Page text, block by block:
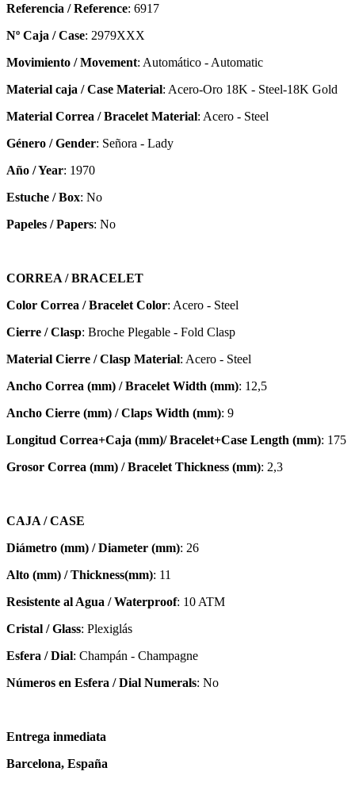
Referencia / Reference: 6917
Nº Caja / Case: 2979XXX
Movimiento / Movement: Automático - Automatic
Material caja / Case Material: Acero-Oro 18K - Steel-18K Gold
Material Correa / Bracelet Material: Acero - Steel
Género / Gender: Señora - Lady
Año / Year: 1970
Estuche / Box: No
Papeles / Papers: No
CORREA / BRACELET
Color Correa / Bracelet Color: Acero - Steel
Cierre / Clasp: Broche Plegable - Fold Clasp
Material Cierre / Clasp Material: Acero - Steel
Ancho Correa (mm) / Bracelet Width (mm): 12,5
Ancho Cierre (mm) / Claps Width (mm): 9
Longitud Correa+Caja (mm)/ Bracelet+Case Length (mm): 175
Grosor Correa (mm) / Bracelet Thickness (mm): 2,3
CAJA / CASE
Diámetro (mm) / Diameter (mm): 26
Alto (mm) / Thickness(mm): 11
Resistente al Agua / Waterproof: 10 ATM
Cristal / Glass: Plexiglás
Esfera / Dial: Champán - Champagne
Números en Esfera / Dial Numerals: No
Entrega inmediata
Barcelona, España